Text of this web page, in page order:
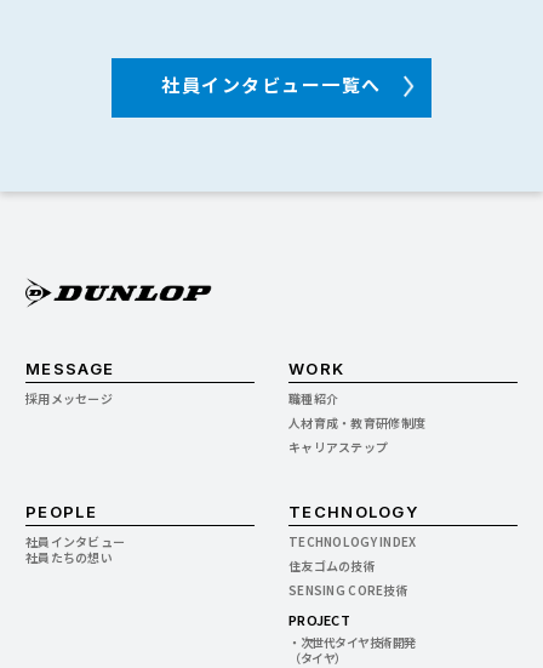
社員インタビュー一覧へ
MESSAGE
採用メッセージ
WORK
職種紹介
人材育成・教育研修制度
キャリアステップ
PEOPLE
社員インタビュー
社員たちの想い
TECHNOLOGY
TECHNOLOGY INDEX
住友ゴムの技術
SENSING CORE技術
PROJECT
・次世代タイヤ技術開発
（タイヤ）